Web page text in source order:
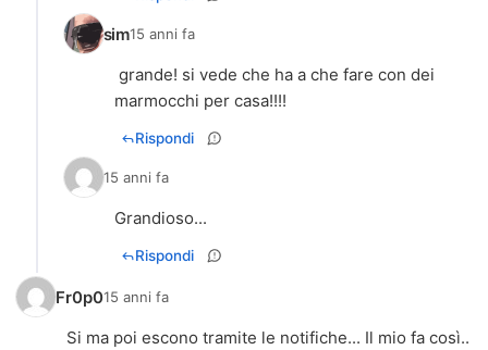
sim15 anni fa
grande! si vede che ha a che fare con dei
marmocchi per casa!!!!
Rispondi
15 anni fa
Grandioso...
Rispondi
Fr0p015 anni fa
Si ma poi escono tramite le notifiche... Il mio fa così..